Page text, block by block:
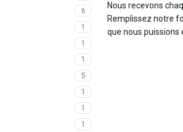
6
1
1
1
5
1
1
1
Nous recevons
Remplissez notre
que nous puissions